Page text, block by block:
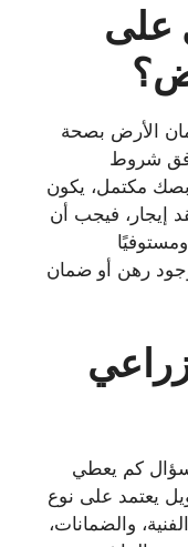
على
الأرض بصحة
وفق شروط
مكتمل، يكون
إيجار، فيجب أن
رهن أو ضمان
سؤال كم يعطي
يعتمد على نوع
والضمانات،